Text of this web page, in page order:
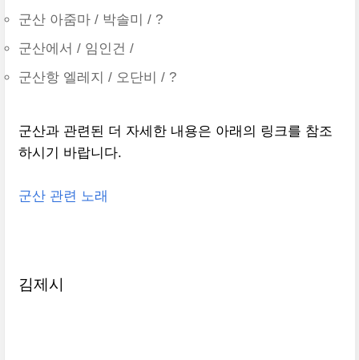
군산 아줌마 / 박솔미 / ?
군산에서 / 임인건 /
군산항 엘레지 / 오단비 / ?
군산과 관련된 더 자세한 내용은 아래의 링크를 참조
하시기 바랍니다.
군산 관련 노래
김제시